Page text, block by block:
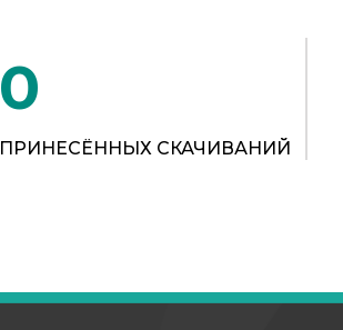
0
ПРИНЕСЁННЫХ СКАЧИВАНИЙ